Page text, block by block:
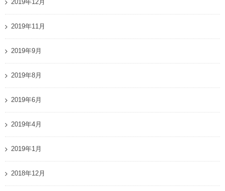
2019年12月
2019年11月
2019年9月
2019年8月
2019年6月
2019年4月
2019年1月
2018年12月